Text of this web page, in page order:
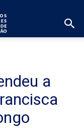
a